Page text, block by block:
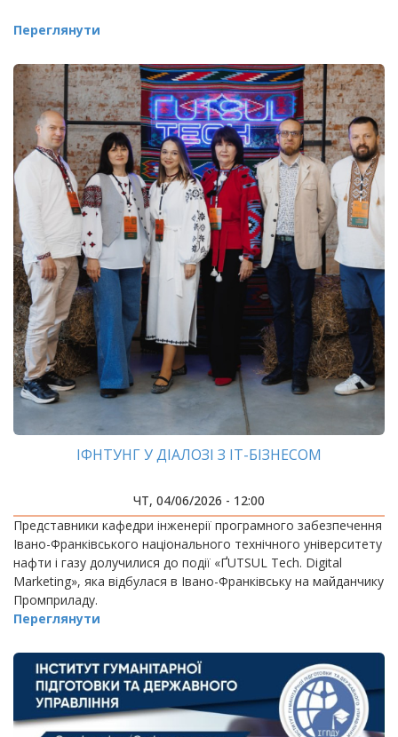
Переглянути
ІФНТУНГ У ДІАЛОЗІ З ІТ-БІЗНЕСОМ
ЧТ, 04/06/2026 - 12:00
Представники кафедри інженерії програмного забезпечення
Івано-Франківського національного технічного університету
нафти і газу долучилися до події «ҐUTSUL Tech. Digital
Marketing», яка відбулася в Івано-Франківську на майданчику
Промприладу.
Переглянути